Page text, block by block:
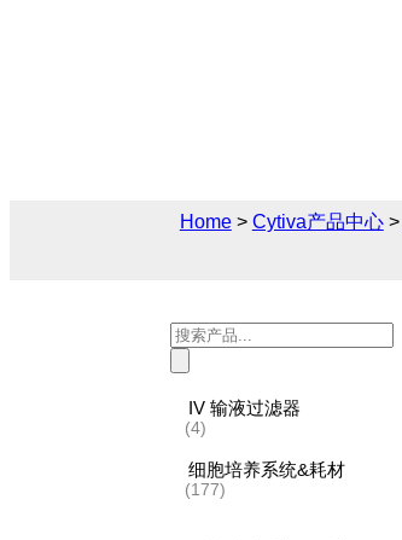
Home> Cytiva产品中心>
Products
search
IV 输液过滤器
(4)
细胞培养系统&耗材
(177)